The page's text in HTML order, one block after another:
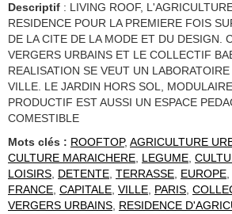
Descriptif : LIVING ROOF,
RESIDENCE POUR LA PREMIERE FOIS
DE LA CITE DE LA MODE ET DU DESIGN.
VERGERS URBAINS ET LE COLLECTIF
REALISATION SE VEUT UN
VILLE. LE JARDIN HORS SOL,
PRODUCTIF EST AUSSI UN ESPACE
COMESTIBLE
Mots clés : ROOFTOP, AGRICULTURE
CULTURE MARAICHERE, LEGUME,
LOISIRS, DETENTE, TERRASSE, EUROPE,
FRANCE, CAPITALE, VILLE, PARIS,
VERGERS URBAINS, RESIDENCE